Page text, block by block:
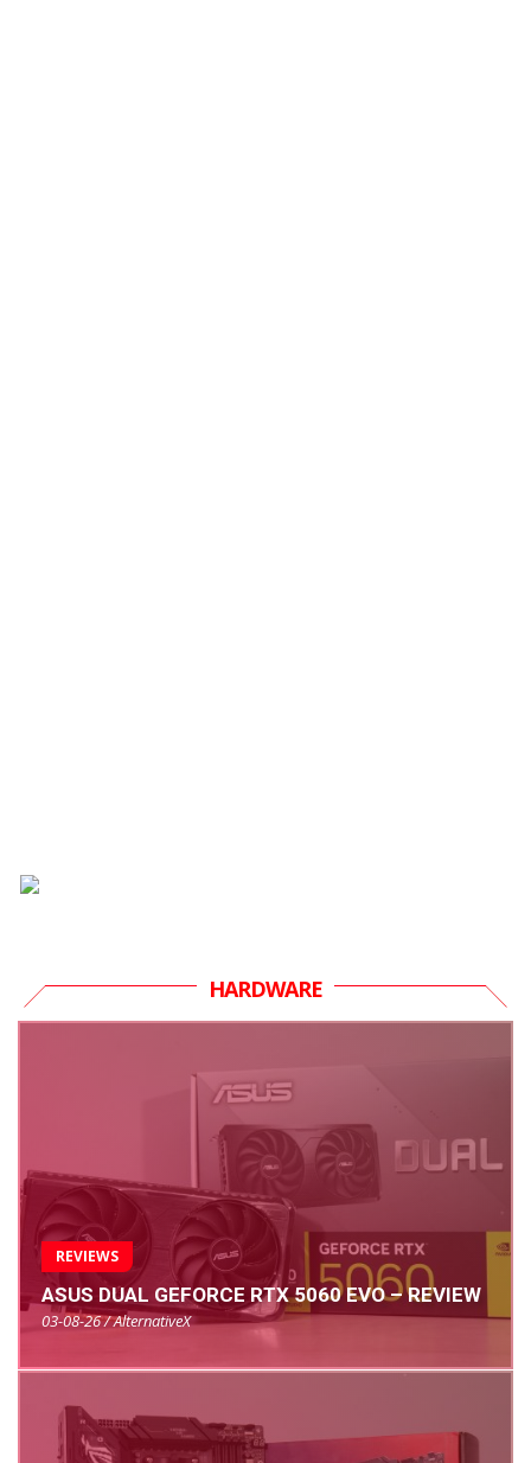
HARDWARE
REVIEWS
ASUS DUAL GEFORCE RTX 5060 EVO – REVIEW
03-08-26 / AlternativeX